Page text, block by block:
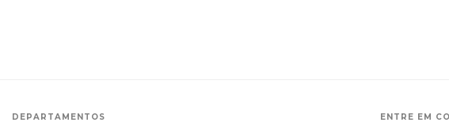
DEPARTAMENTOS ENTRE EM